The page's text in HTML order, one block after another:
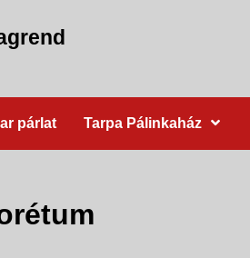
párlat Tarpa Pálinkaház